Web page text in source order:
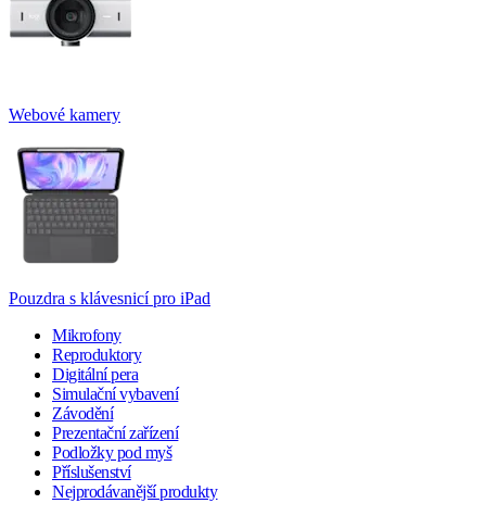
Webové kamery
Pouzdra s klávesnicí pro iPad
Mikrofony
Reproduktory
Digitální pera
Simulační vybavení
Závodění
Prezentační zařízení
Podložky pod myš
Příslušenství
Nejprodávanější produkty